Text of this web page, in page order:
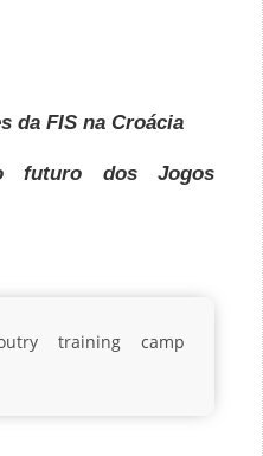
da FIS na Croácia
futuro dos Jogos
training camp